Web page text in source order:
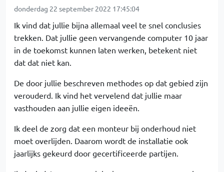
donderdag 22 september 2022 17:45:04
Ik vind dat jullie bijna allemaal veel te snel conclusies
trekken. Dat jullie geen vervangende computer 10 jaar
in de toekomst kunnen laten werken, betekent niet
dat dat niet kan.
De door jullie beschreven methodes op dat gebied zijn
verouderd. Ik vind het vervelend dat jullie maar
vasthouden aan jullie eigen ideeën.
Ik deel de zorg dat een monteur bij onderhoud niet
moet overlijden. Daarom wordt de installatie ook
jaarlijks gekeurd door gecertificeerde partijen.